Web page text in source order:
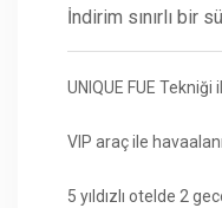
İndirim sınırlı bir
UNIQUE FUE Tekniği
VIP araç ile
5 yıldızlı otelde 2